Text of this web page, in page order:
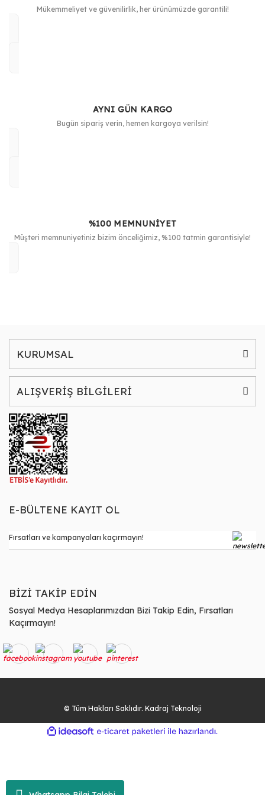
Mükemmeliyet ve güvenilirlik, her ürünümüzde garantili!
AYNI GÜN KARGO
Bugün sipariş verin, hemen kargoya verilsin!
%100 MEMNUNİYET
Müşteri memnuniyetiniz bizim önceliğimiz, %100 tatmin garantisiyle!
KURUMSAL
ALIŞVERİŞ BİLGİLERİ
E-BÜLTENE KAYIT OL
BİZİ TAKİP EDİN
Sosyal Medya Hesaplarımızdan Bizi Takip Edin, Fırsatları
Kaçırmayın!
© Tüm Hakları Saklıdır. Kadraj Teknoloji
ideasoft
e-